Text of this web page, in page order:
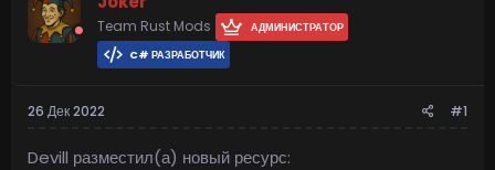
Team Rust Mods
АДМИНИСТРАТОР
C# РАЗРАБОТЧИК
26 Дек 2022 #1
Devill разместил(а) новый ресурс: